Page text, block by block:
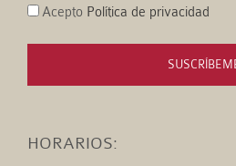
Acepto Política de privacidad
HORARIOS: